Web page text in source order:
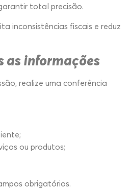
total precisão.
inconsistências fiscais e reduz
as informações
realize uma conferência
ou produtos;
obrigatórios.